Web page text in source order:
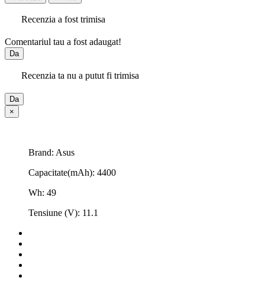
Recenzia a fost trimisa
Comentariul tau a fost adaugat!
Da
Recenzia ta nu a putut fi trimisa
Da
×
Brand: Asus
Capacitate(mAh): 4400
Wh: 49
Tensiune (V): 11.1